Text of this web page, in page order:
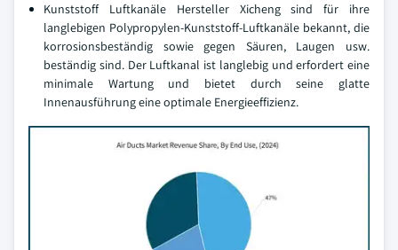
Kunststoff Luftkanäle Hersteller Xicheng sind für ihre
langlebigen Polypropylen-Kunststoff-Luftkanäle bekannt, die
korrosionsbeständig sowie gegen Säuren, Laugen usw.
beständig sind. Der Luftkanal ist langlebig und erfordert eine
minimale Wartung und bietet durch seine glatte
Innenausführung eine optimale Energieeffizienz.